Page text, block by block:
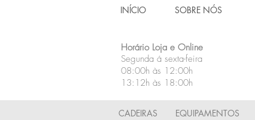
INÍCIO SOBRE NÓS
Horário Loja e Online
Segunda á sexta-feira
08:00h às 12:00h
13:12h às 18:00h
CADEIRAS EQUIPAMENTOS